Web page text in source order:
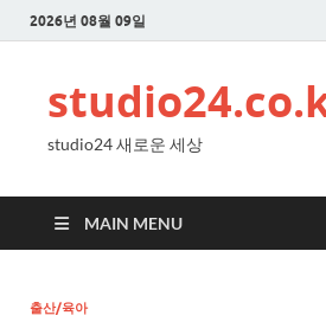
2026년 08월 09일
studio24 새로운 세상
MAIN MENU
출산/육아